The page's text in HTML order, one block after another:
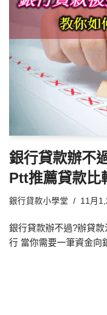
銀行貸款辦不
Ptt推薦貸款比
銀行貸款小學堂 11月
銀行貸款辦不過?辦貸
行 當你需要一筆資金